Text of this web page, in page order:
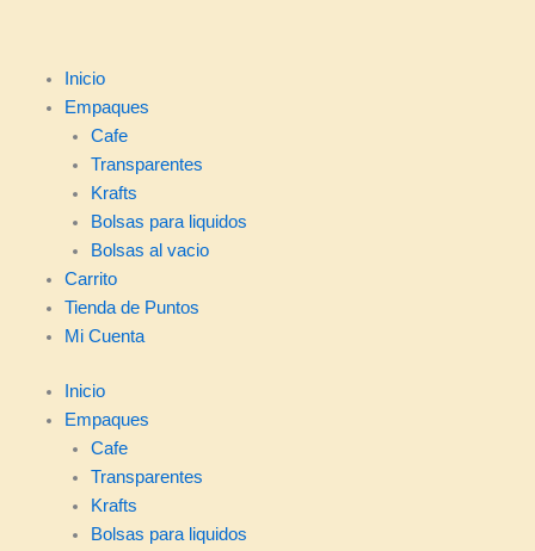
Inicio
Empaques
Cafe
Transparentes
Krafts
Bolsas para liquidos
Bolsas al vacio
Carrito
Tienda de Puntos
Mi Cuenta
Inicio
Empaques
Cafe
Transparentes
Krafts
Bolsas para liquidos